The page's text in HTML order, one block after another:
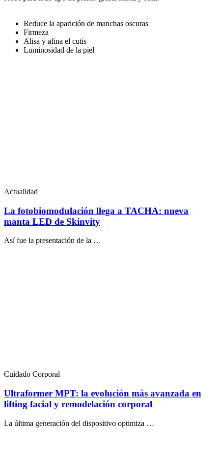
Reduce la aparición de manchas oscuras
Firmeza
Alisa y afina el cutis
Luminosidad de la piel
Actualidad
La fotobiomodulación llega a TACHA: nueva
manta LED de Skinvity
Así fue la presentación de la …
Cuidado Corporal
Ultraformer MPT: la evolución más avanzada en
lifting facial y remodelación corporal
La última generación del dispositivo optimiza …